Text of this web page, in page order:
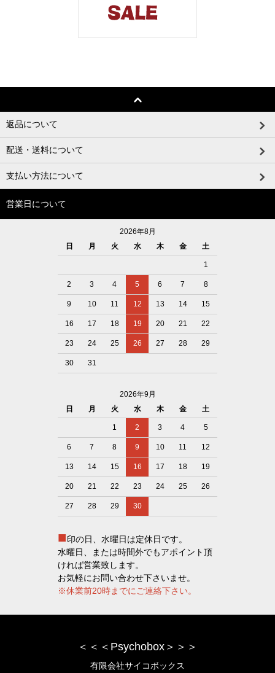
返品について
配送・送料について
支払い方法について
営業日について
2026年8月
日
月 火 水 木 金 土
1
2 3 4 5 6 7 8
9 10 11 12 13 14 15
16 17 18 19 20 21 22
23 24 25 26 27 28 29
30 31
2026年9月
日
月 火 水 木 金 土
1 2 3 4 5
6 7 8 9 10 11 12
13 14 15 16 17 18 19
20 21 22 23 24 25 26
27 28 29 30
■印の日、水曜日は定休日です。
水曜日、または時間外でもアポイント頂
ければ営業致します。
お気軽にお問い合わせ下さいませ。
※休業前20時までにご連絡下さい。
＜＜＜Psychobox＞＞＞
有限会社サイコボックス